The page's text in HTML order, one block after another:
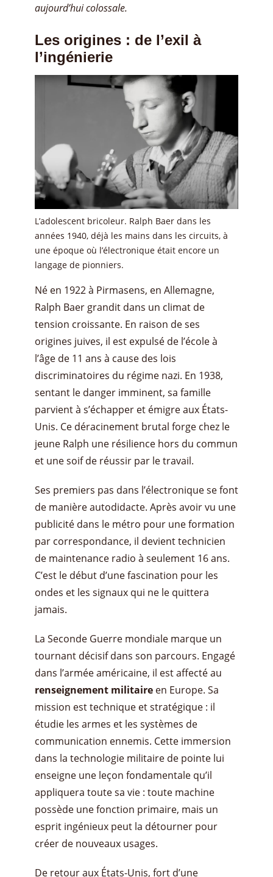
aujourd’hui colossale.
Les origines : de l’exil à
l’ingénierie
L’adolescent bricoleur. Ralph Baer dans les
années 1940, déjà les mains dans les circuits, à
une époque où l’électronique était encore un
langage de pionniers.
Né en 1922 à Pirmasens, en Allemagne,
Ralph Baer grandit dans un climat de
tension croissante. En raison de ses
origines juives, il est expulsé de l’école à
l’âge de 11 ans à cause des lois
discriminatoires du régime nazi. En 1938,
sentant le danger imminent, sa famille
parvient à s’échapper et émigre aux États-
Unis. Ce déracinement brutal forge chez le
jeune Ralph une résilience hors du commun
et une soif de réussir par le travail.
Ses premiers pas dans l’électronique se font
de manière autodidacte. Après avoir vu une
publicité dans le métro pour une formation
par correspondance, il devient technicien
de maintenance radio à seulement 16 ans.
C’est le début d’une fascination pour les
ondes et les signaux qui ne le quittera
jamais.
La Seconde Guerre mondiale marque un
tournant décisif dans son parcours. Engagé
dans l’armée américaine, il est affecté au
renseignement militaire en Europe. Sa
mission est technique et stratégique : il
étudie les armes et les systèmes de
communication ennemis. Cette immersion
dans la technologie militaire de pointe lui
enseigne une leçon fondamentale qu’il
appliquera toute sa vie : toute machine
possède une fonction primaire, mais un
esprit ingénieux peut la détourner pour
créer de nouveaux usages.
De retour aux États-Unis, fort d’une